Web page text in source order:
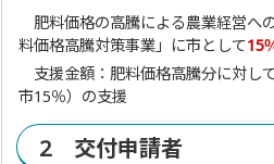
肥料価格の高騰による農業経営へ
料価格高騰対策事業」に市として15
支援金額：肥料価格高騰分に対し
市15％）の支援
2 交付申請者